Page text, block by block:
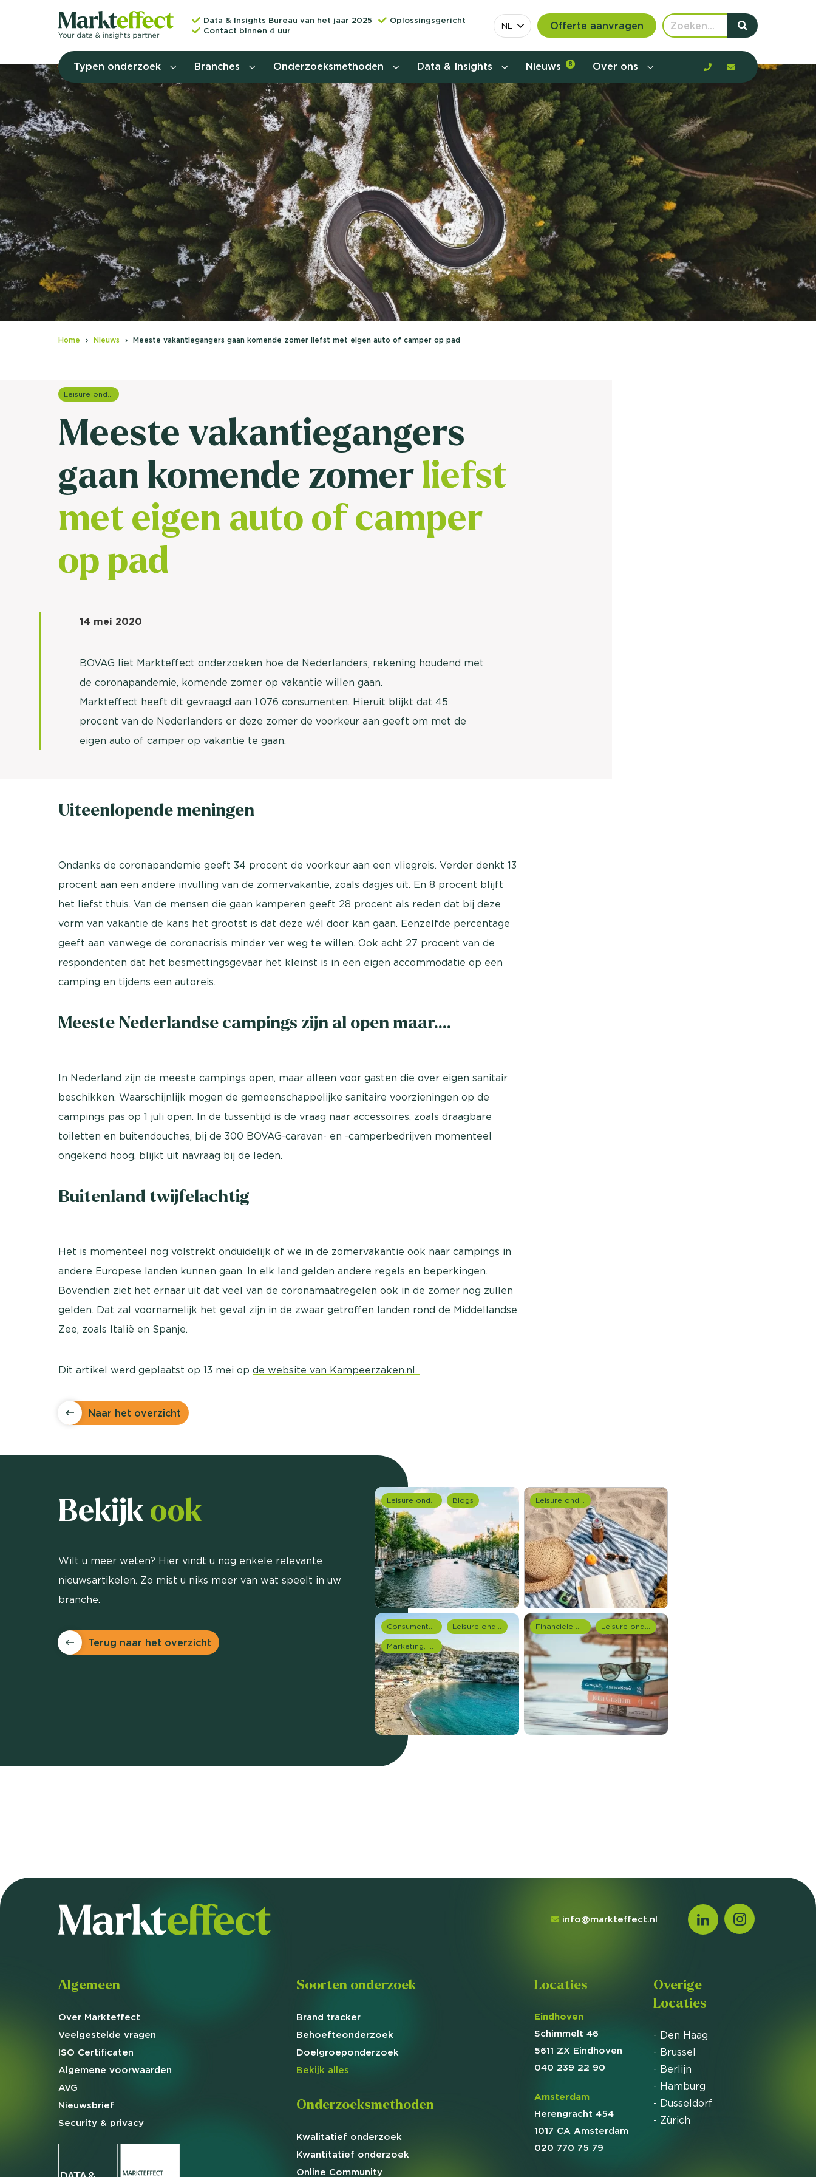
Data & Insights Bureau van het jaar 2025
Oplossingsgericht
Contact binnen 4 uur
NL Offerte aanvragen
Typen onderzoek
Behoefteonderzoek
Customer journey onderzoek
Customer value proposition
Doelgroeponderzoek
Naamsbekendheidonderzoek
Nationaal Studiekeuze
Onderzoek (NSKO)
Usage & attitude onderzoek
UX-onderzoek
Relevantere communicatie en aanbod door de
customer journey, de barrières en gedrag in kaart te
brengen. Benieuwd hoe?
Stefan Klomp
Client Consultant
Branches Onderzoeksmethoden Data & Insights Nieuws 8 Over ons
Home Nieuws Meeste vakantiegangers gaan komende zomer liefst met eigen auto of camper op pad
Leisure onderzoek
Meeste vakantiegangers
gaan komende zomerliefst
met eigen auto of camper
op pad
14 mei 2020
BOVAG liet Markteffect onderzoeken hoe de Nederlanders, rekening houdend met
de coronapandemie, komende zomer op vakantie willen gaan.
Markteffect heeft dit gevraagd aan 1.076 consumenten. Hieruit blijkt dat 45
procent van de Nederlanders er deze zomer de voorkeur aan geeft om met de
eigen auto of camper op vakantie te gaan.
Uiteenlopende meningen
Ondanks de coronapandemie geeft 34 procent de voorkeur aan een vliegreis. Verder denkt 13
procent aan een andere invulling van de zomervakantie, zoals dagjes uit. En 8 procent blijft
het liefst thuis. Van de mensen die gaan kamperen geeft 28 procent als reden dat bij deze
vorm van vakantie de kans het grootst is dat deze wél door kan gaan. Eenzelfde percentage
geeft aan vanwege de coronacrisis minder ver weg te willen. Ook acht 27 procent van de
respondenten dat het besmettingsgevaar het kleinst is in een eigen accommodatie op een
camping en tijdens een autoreis.
Meeste Nederlandse campings zijn al open maar....
In Nederland zijn de meeste campings open, maar alleen voor gasten die over eigen sanitair
beschikken. Waarschijnlijk mogen de gemeenschappelijke sanitaire voorzieningen op de
campings pas op 1 juli open. In de tussentijd is de vraag naar accessoires, zoals draagbare
toiletten en buitendouches, bij de 300 BOVAG-caravan- en -camperbedrijven momenteel
ongekend hoog, blijkt uit navraag bij de leden.
Buitenland twijfelachtig
Het is momenteel nog volstrekt onduidelijk of we in de zomervakantie ook naar campings in
andere Europese landen kunnen gaan. In elk land gelden andere regels en beperkingen.
Bovendien ziet het ernaar uit dat veel van de coronamaatregelen ook in de zomer nog zullen
gelden. Dat zal voornamelijk het geval zijn in de zwaar getroffen landen rond de Middellandse
Zee, zoals Italië en Spanje.
Dit artikel werd geplaatst op 13 mei op de website van Kampeerzaken.nl.
Naar het overzicht
Bekijkook
Wilt u meer weten? Hier vindt u nog enkele relevante
nieuwsartikelen. Zo mist u niks meer van wat speelt in uw
branche.
Terug naar het overzicht
Leisure onderzoek Blogs Leisure onderzoek
Consumentenonderzoek Leisure onderzoek
Marketing, media & PR
Financiële dienstverlening Leisure onderzoek
info@markteffect.nl
Algemeen
Over Markteffect
Veelgestelde vragen
ISO Certificaten
Algemene voorwaarden
AVG
Nieuwsbrief
Security & privacy
Soorten onderzoek
Brand tracker
Behoefteonderzoek
Doelgroeponderzoek
Bekijk alles
Onderzoeksmethoden
Kwalitatief onderzoek
Kwantitatief onderzoek
Online Community
Locaties
Eindhoven
Schimmelt 46
5611 ZX Eindhoven
040 239 22 90
Amsterdam
Herengracht 454
1017 CA Amsterdam
020 770 75 79
Overige
Locaties
- Den Haag
- Brussel
- Berlijn
- Hamburg
- Dusseldorf
- Zürich